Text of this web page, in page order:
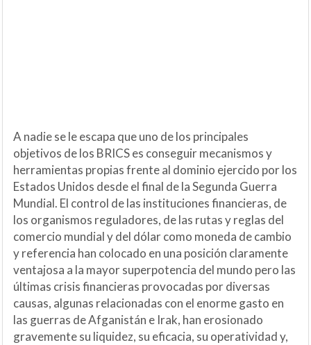
A nadie se le escapa que uno de los principales
objetivos de los BRICS es conseguir mecanismos y
herramientas propias frente al dominio ejercido por los
Estados Unidos desde el final de la Segunda Guerra
Mundial. El control de las instituciones financieras, de
los organismos reguladores, de las rutas y reglas del
comercio mundial y del dólar como moneda de cambio
y referencia han colocado en una posición claramente
ventajosa a la mayor superpotencia del mundo pero las
últimas crisis financieras provocadas por diversas
causas, algunas relacionadas con el enorme gasto en
las guerras de Afganistán e Irak, han erosionado
gravemente su liquidez, su eficacia, su operatividad y,